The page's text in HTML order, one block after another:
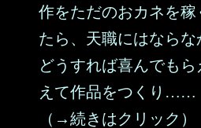
作をただのおカネを
たら、天職にはならな
どうすれば喜んでも
えて作品をつくり……
（→続きはクリック）